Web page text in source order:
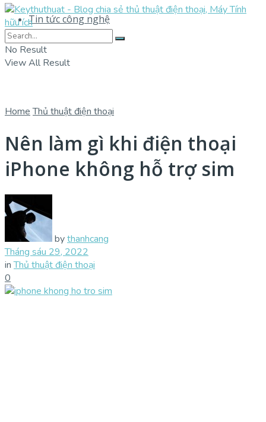
Tin tức công nghệ
No Result
View All Result
Home Thủ thuật điện thoại
Nên làm gì khi điện thoại
iPhone không hỗ trợ sim
bythanhcang
Tháng sáu 29, 2022
in Thủ thuật điện thoại
0